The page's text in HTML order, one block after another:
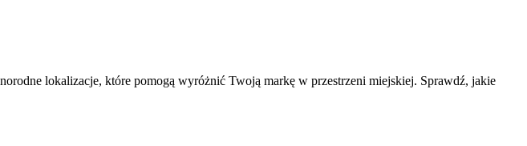
lokalizacje, które pomogą wyróżnić Twoją markę w przestrzeni miejskiej. Sprawdź, jakie